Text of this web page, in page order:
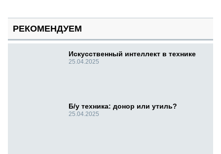
РЕКОМЕНДУЕМ
Искусственный интеллект в технике
25.04.2025
Б/у техника: донор или утиль?
25.04.2025